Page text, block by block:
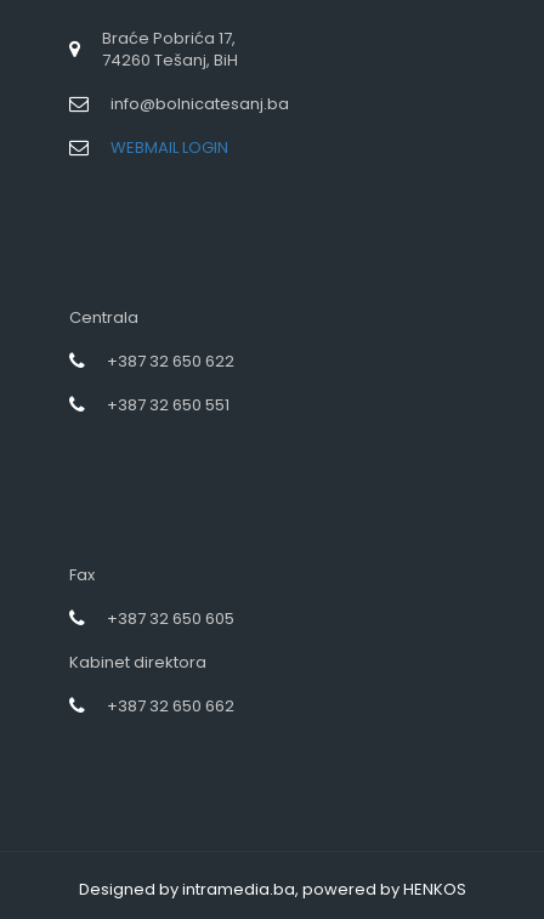
Braće Pobrića 17,
74260 Tešanj, BiH
info@bolnicatesanj.ba
WEBMAIL LOGIN
Centrala
+387 32 650 622
+387 32 650 551
Fax
+387 32 650 605
Kabinet direktora
+387 32 650 662
Designed by intramedia.ba, powered by HENKOS